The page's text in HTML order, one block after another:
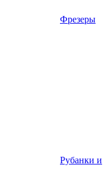
Фрезеры
Рубанки и